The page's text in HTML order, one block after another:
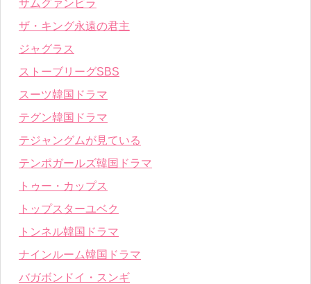
サムグァンビラ
ザ・キング永遠の君主
ジャグラス
ストーブリーグSBS
スーツ韓国ドラマ
テグン韓国ドラマ
テジャングムが見ている
テンポガールズ韓国ドラマ
トゥー・カップス
トップスターユベク
トンネル韓国ドラマ
ナインルーム韓国ドラマ
バガボンドイ・スンギ